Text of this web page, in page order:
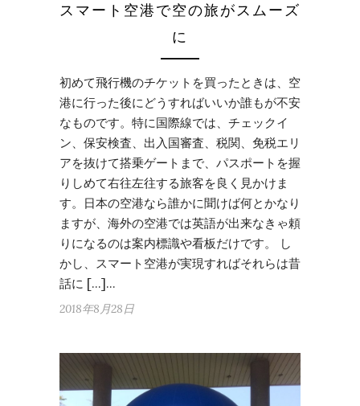
スマート空港で空の旅がスムーズ
に
初めて飛行機のチケットを買ったときは、空
港に行った後にどうすればいいか誰もが不安
なものです。特に国際線では、チェックイ
ン、保安検査、出入国審査、税関、免税エリ
アを抜けて搭乗ゲートまで、パスポートを握
りしめて右往左往する旅客を良く見かけま
す。日本の空港なら誰かに聞けば何とかなり
ますが、海外の空港では英語が出来なきゃ頼
りになるのは案内標識や看板だけです。 し
かし、スマート空港が実現すればそれらは昔
話に […]…
2018年8月28日